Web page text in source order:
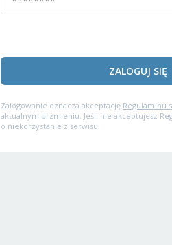
ZALOGUJ SIĘ
Zalogowanie oznacza akceptację Regulaminu
aktualnym brzmieniu. Jeśli nie akceptujesz
o niekorzystanie z serwisu.